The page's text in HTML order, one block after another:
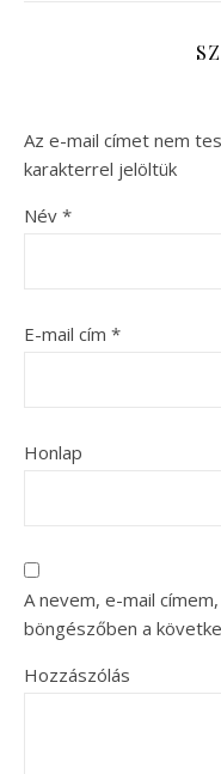
Az e-mail címet nem
karakterrel jelöltük
Név *
E-mail cím *
Honlap
A nevem, e-mail
böngészőben a
Hozzászólás